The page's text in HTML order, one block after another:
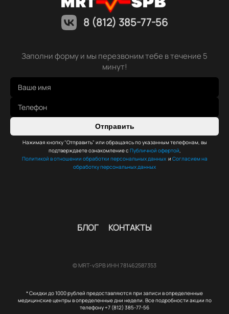
8 (812) 385-77-56
Заполни форму и мы перезвоним тебе в течение 5
минут!
Отправить
Нажимая кнопку "Отправить" или обращаясь по указанным телефонам, вы
подтверждаете ознакомление с Публичной офертой
Политикой в отношении обработки персональных данных и Согласием на
обработку персональных данных
БЛОГ КОНТАКТЫ
© MRT-vSPB ИНН 781462587353
* Скидки до 1000 рублей предоставляются при записи в определенные
медицинские центры в определенные дни недели. Все подробности акции по
телефону +7 (812) 385-77-56